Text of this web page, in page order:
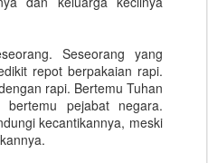
Seseorang yang
repot berpakaian rapi.
rapi. Bertemu Tuhan
pejabat negara.
kecantikannya, meski